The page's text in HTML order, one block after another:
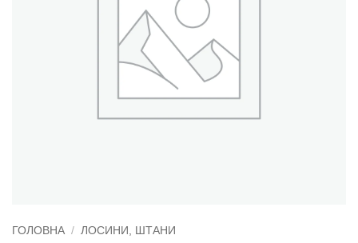
ГОЛОВНА / ЛОСИНИ, ШТАНИ